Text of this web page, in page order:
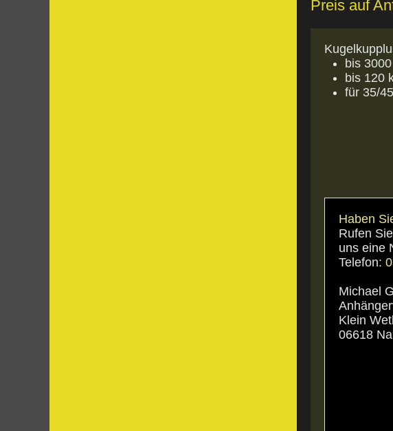
Preis auf
bis
bis 120
für 35/
Haben
Rufen
uns eine
Telefon:
Michael
Klein
06618